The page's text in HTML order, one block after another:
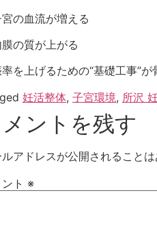
宮の血流が増える
膜の質が上がる
を上げるための“基礎工事”が
妊活整体, 子宮環境, 所沢
ントを残す
ルアドレスが公開されることは
ト ※